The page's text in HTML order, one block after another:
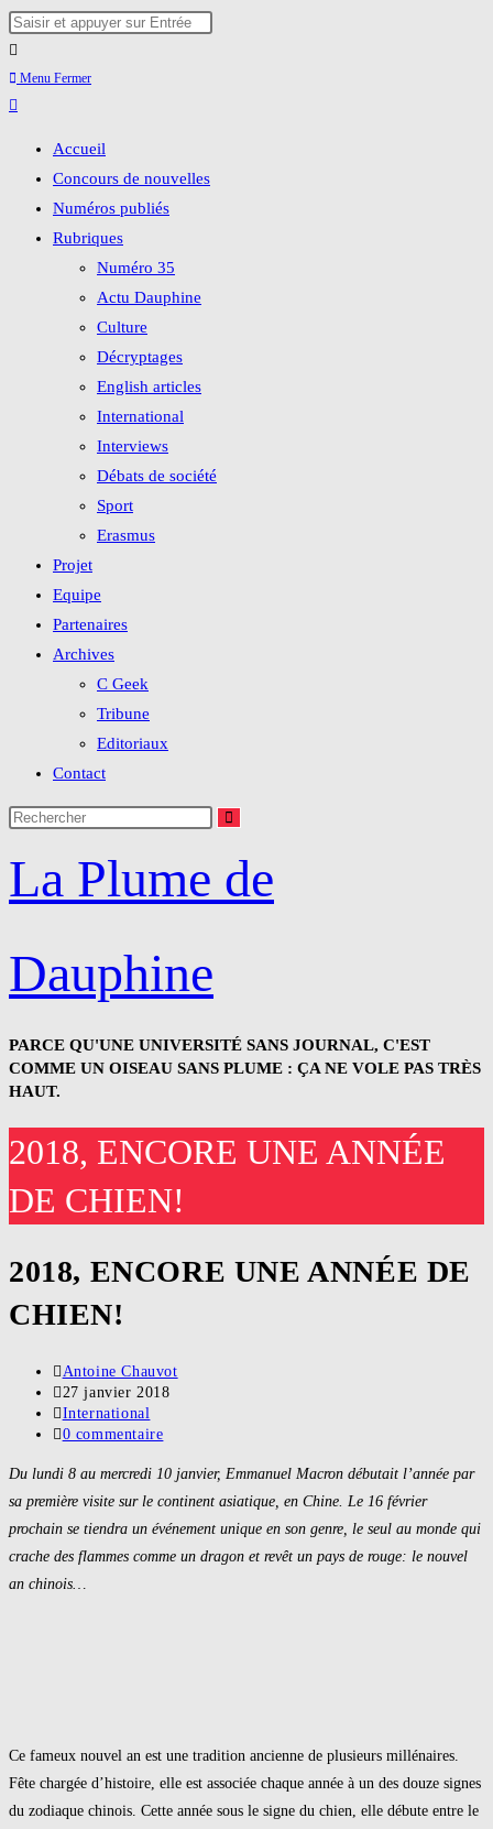
Skip
to
content
Rechercher
sur
ce
site
Menu Fermer
Accueil
Concours de nouvelles
Numéros publiés
Rubriques
Numéro 35
Actu Dauphine
Culture
Décryptages
English articles
International
Interviews
Débats de société
Sport
Erasmus
Projet
Equipe
Partenaires
Archives
C Geek
Tribune
Editoriaux
Contact
La Plume de
Dauphine
PARCE QU'UNE UNIVERSITÉ SANS JOURNAL, C'EST
COMME UN OISEAU SANS PLUME : ÇA NE VOLE PAS TRÈS
HAUT.
2018, ENCORE UNE ANNÉE
DE CHIEN!
2018, ENCORE UNE ANNÉE DE
CHIEN!
Auteur/autrice
de
la
publication :
Antoine Chauvot
Publication
publiée :
27 janvier 2018
Post
category:
International
Commentaires
la
publication :
0 commentaire
Du lundi 8 au mercredi 10 janvier, Emmanuel Macron débutait l’année par
sa première visite sur le continent asiatique, en Chine. Le 16 février
prochain se tiendra un événement unique en son genre, le seul au monde qui
crache des flammes comme un dragon et revêt un pays de rouge: le nouvel
an chinois…
Ce fameux nouvel an est une tradition ancienne de plusieurs millénaires.
Fête chargée d’histoire, elle est associée chaque année à un des douze signes
du zodiaque chinois. Cette année sous le signe du chien, elle débute entre le